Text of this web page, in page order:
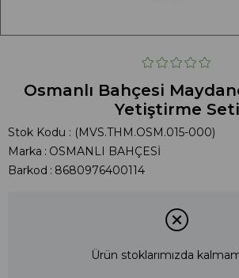
Osmanlı Bahçesi
Yetiştirme Seti
Stok Kodu
(MVS.THM.OSM.015-000)
Marka : OSMANLI BAHÇESİ
Barkod : 8680976400114
Ürün stoklarımızda